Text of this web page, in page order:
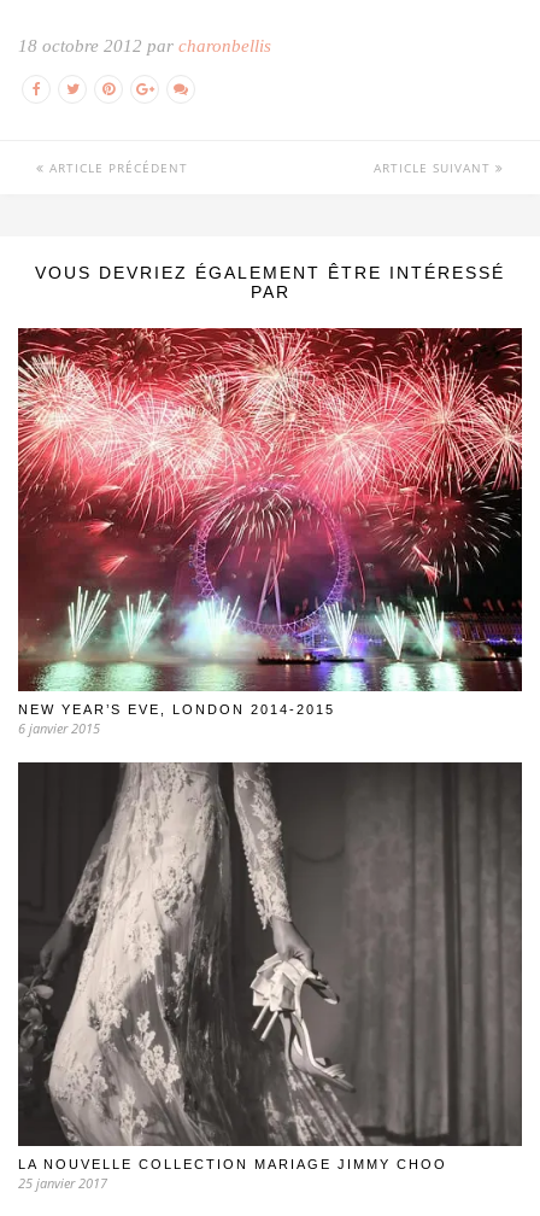
18 octobre 2012 par charonbellis
ARTICLE PRÉCÉDENT ARTICLE SUIVANT
VOUS DEVRIEZ ÉGALEMENT ÊTRE INTÉRESSÉ
PAR
NEW YEAR’S EVE, LONDON 2014-2015
6 janvier 2015
LA NOUVELLE COLLECTION MARIAGE JIMMY CHOO
25 janvier 2017